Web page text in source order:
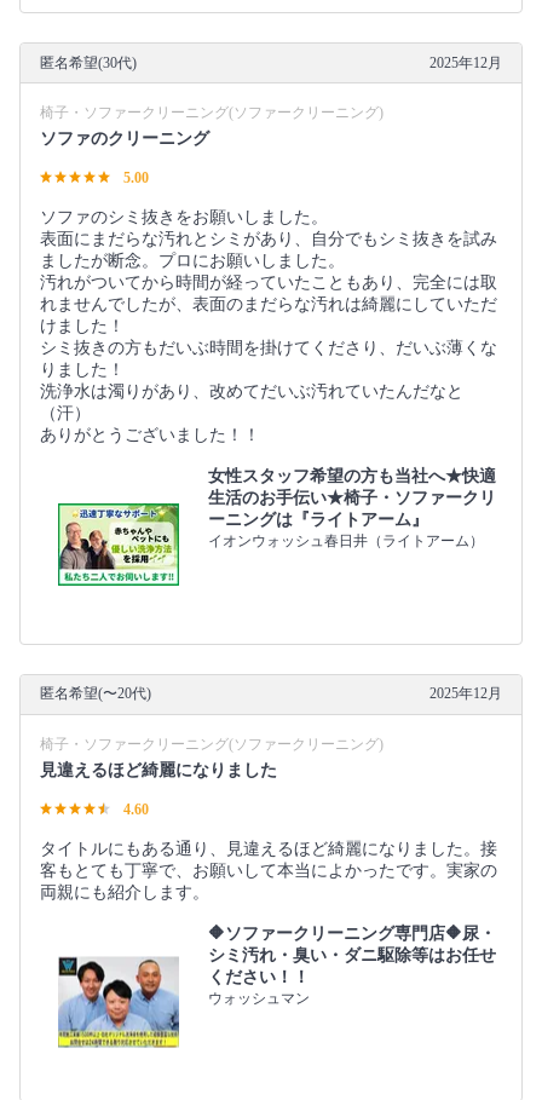
匿名希望(30代) 2025年12月
椅子・ソファークリーニング(ソファークリーニング)
ソファのクリーニング
5.00
ソファのシミ抜きをお願いしました。
表面にまだらな汚れとシミがあり、自分でもシミ抜きを試み
ましたが断念。プロにお願いしました。
汚れがついてから時間が経っていたこともあり、完全には取
れませんでしたが、表面のまだらな汚れは綺麗にしていただ
けました！
シミ抜きの方もだいぶ時間を掛けてくださり、だいぶ薄くな
りました！
洗浄水は濁りがあり、改めてだいぶ汚れていたんだなと
（汗）
ありがとうございました！！
女性スタッフ希望の方も当社へ★快適
生活のお手伝い★椅子・ソファークリ
ーニングは『ライトアーム』
イオンウォッシュ春日井（ライトアーム）
匿名希望(〜20代) 2025年12月
椅子・ソファークリーニング(ソファークリーニング)
見違えるほど綺麗になりました
4.60
タイトルにもある通り、見違えるほど綺麗になりました。接
客もとても丁寧で、お願いして本当によかったです。実家の
両親にも紹介します。
🔶ソファークリーニング専門店🔶尿・
シミ汚れ・臭い・ダニ駆除等はお任せ
ください！！
ウォッシュマン